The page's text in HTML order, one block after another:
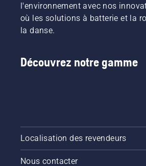
l'environnement avec nos
où les solutions à batterie et la
la danse.
Découvrez notre gamme
Localisation des revendeurs
Nous contacter